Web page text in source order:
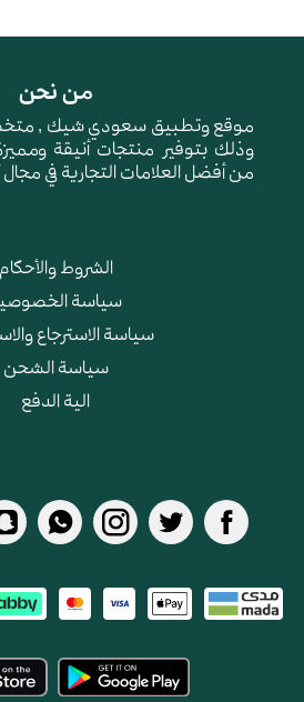
من نحن
موقع وتطبيق سعودي شيك ,
وذلك بتوفير منتجات أنيقة
من أفضل العلامات التجارية في مجال
الشروط والأحكام
سياسة
سياسة الاسترجاع
سياسة الشحن
الية الدفع